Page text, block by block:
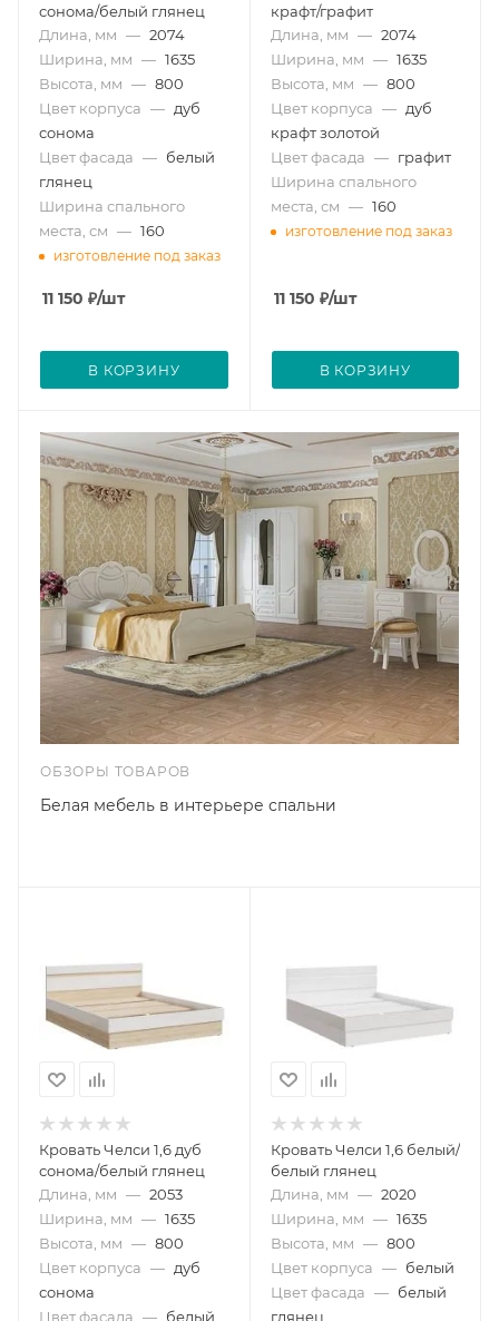
сонома/белый глянец
Длина, мм — 2074
Ширина, мм — 1635
Высота, мм — 800
Цвет корпуса — дуб
сонома
Цвет фасада — белый
глянец
Ширина спального
места, см — 160
изготовление под заказ
11 150 ₽/шт
В КОРЗИНУ
крафт/графит
Длина, мм — 2074
Ширина, мм — 1635
Высота, мм — 800
Цвет корпуса — дуб
крафт золотой
Цвет фасада — графит
Ширина спального
места, см — 160
изготовление под заказ
11 150 ₽/шт
В КОРЗИНУ
ОБЗОРЫ ТОВАРОВ
Белая мебель в интерьере спальни
Кровать Челси 1,6 дуб
сонома/белый глянец
Длина, мм — 2053
Ширина, мм — 1635
Высота, мм — 800
Цвет корпуса — дуб
сонома
Цвет фасада — белый
Кровать Челси 1,6 белый/
белый глянец
Длина, мм — 2020
Ширина, мм — 1635
Высота, мм — 800
Цвет корпуса — белый
Цвет фасада — белый
глянец